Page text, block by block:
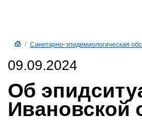
/ Санитарно-эпидемиологическая
09.09.2024
Об
Ивановской